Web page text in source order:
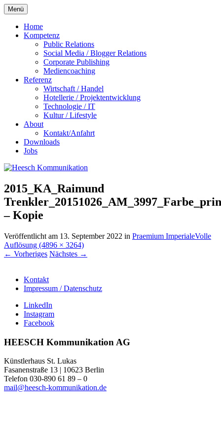
Menü Zum
Inhalt
springen
Home
Kompetenz
Public Relations
Social Media / Blogger Relations
Corporate Publishing
Mediencoaching
Referenz
Wirtschaft / Handel
Hotellerie / Projektentwicklung
Technologie / IT
Kultur / Lifestyle
About
Kontakt/Anfahrt
Downloads
Jobs
2015_KA_Raimund
– Kopie
Veröffentlicht am 13. September 2022 in Praemium ImperialeVolle
Auflösung (4896 × 3264)
← Vorheriges Nächstes →
Kontakt
Impressum / Datenschutz
LinkedIn
Instagram
Facebook
HEESCH Kommunikation AG
Künstlerhaus St. Lukas
Fasanenstraße 13 | 10623 Berlin
Telefon 030-890 61 89 – 0
mail@heesch-kommunikation.de